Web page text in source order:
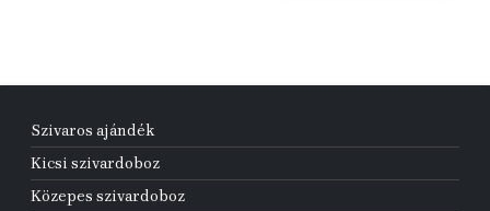
Szivaros ajándék
Kicsi szivardoboz
Közepes szivardoboz